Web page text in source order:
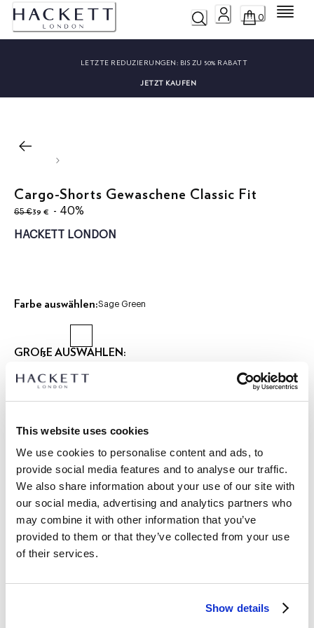
This website uses cookies
We use cookies to personalise content and ads, to
provide social media features and to analyse our traffic.
We also share information about your use of our site with
our social media, advertising and analytics partners who
may combine it with other information that you’ve
provided to them or that they’ve collected from your use
of their services.
Show details
0 Menü
LETZTE REDUZIERUNGEN: BIS ZU 50% RABATT
JETZT KAUFEN
Cargo-Shorts Gewaschene Classic Fit
65 €
ursprünglicher Preis 65 €
39 €
aktueller Preis 39 €
- 40%
HACKETT LONDON
Farbe auswählen:Sage Green
GRÖßE AUSWÄHLEN:
2 JAHRE 3 JAHRE 11 JAHRE 13 JAHRE
ARTIKEL DETAILS
BESCHREIBUNG
HK8000006
- Cargo-Taschendetail mit Knopfverschluss
LIEFERUNG UND RÜCKGABE
FREE Click & Collect 4-5 Werktage